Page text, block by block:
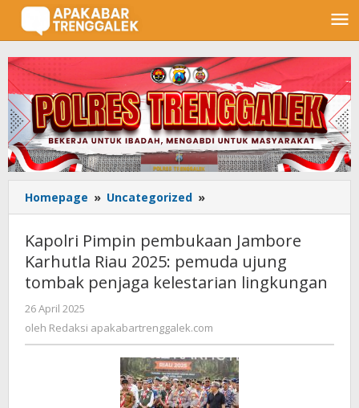
Lewati
konten
Homepage » Uncategorized »
Pimpin
Jambore
Karhutla
Riau
ujung
tombak
penjaga
kelestarian
lingkungan
Kapolri Pimpin pembukaan Jambore
Karhutla Riau 2025: pemuda ujung
tombak penjaga kelestarian lingkungan
26 April 2025
Redaksi
apakabartrenggalek.com
oleh Redaksi apakabartrenggalek.com